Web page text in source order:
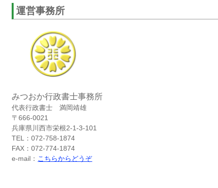
運営事務所
みつおか行政書士事務所
代表行政書士 満岡靖雄
〒666-0021
兵庫県川西市栄根2-1-3-101
TEL：072-758-1874
FAX：072-774-1874
e-mail： こちらからどうぞ